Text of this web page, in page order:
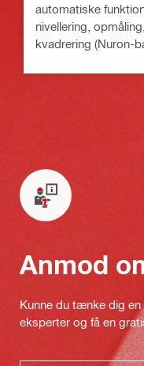
automatiske
nivellering,
kvadrering (Nuron-
Anmod
Kunne du tænke dig
eksperter og få en